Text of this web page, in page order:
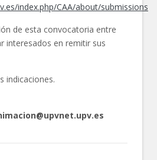
index.php/CAA/about/submissions
de esta convocatoria entre
interesados en remitir sus
indicaciones.